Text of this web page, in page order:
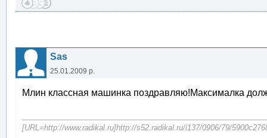
Sas
25.01.2009 р.
Млин классная машинка поздравляю!Максималка
[URL=http://www.radikal.ru]http://s52.radikal.ru/i137/0906/79/